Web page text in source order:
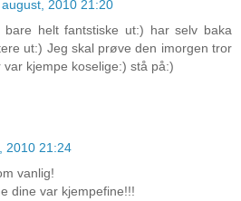
august, 2010 21:20
helt fantstiske ut:) har selv baka
ut:) Jeg skal prøve den imorgen tror
kjempe koselige:) stå på:)
2010 21:24
vanlig!
dine var kjempefine!!!